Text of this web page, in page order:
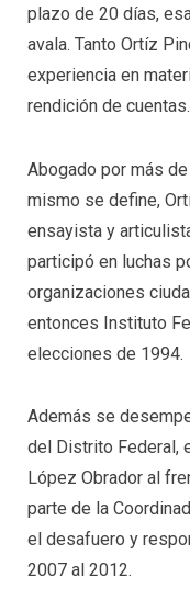
plazo de 20 días,
avala. Tanto Ortíz
experiencia en
rendición de cuentas.
Abogado por más
mismo se define,
ensayista y
participó en luchas
organizaciones
entonces Instituto
elecciones de 1994.
Además se
del Distrito Federal,
López Obrador al
parte de la
el desafuero y
2007 al 2012.